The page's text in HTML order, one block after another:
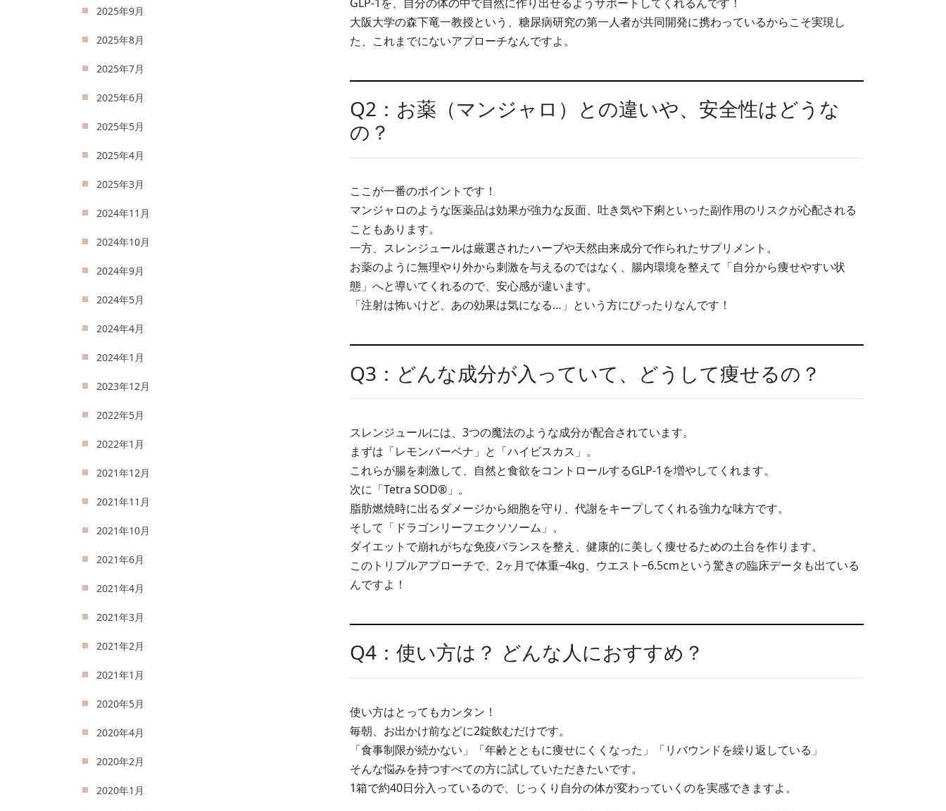
大阪大学の森下竜一教授という、糖尿病研究の第一人者が共同開発に携わっているからこそ実現し
た、これまでにないアプローチなんですよ。
Q2：お薬（マンジャロ）との違いや、安全性はどうな
の？
ここが一番のポイントです！
マンジャロのような医薬品は効果が強力な反面、吐き気や下痢といった副作用のリスクが心配される
こともあります。
一方、スレンジュールは厳選されたハーブや天然由来成分で作られたサプリメント。
お薬のように無理やり外から刺激を与えるのではなく、腸内環境を整えて「自分から痩せやすい状
態」へと導いてくれるので、安心感が違います。
「注射は怖いけど、あの効果は気になる…」という方にぴったりなんです！
Q3：どんな成分が入っていて、どうして痩せるの？
スレンジュールには、3つの魔法のような成分が配合されています。
まずは「レモンバーベナ」と「ハイビスカス」。
これらが腸を刺激して、自然と食欲をコントロールするGLP-1を増やしてくれます。
次に「Tetra SOD®」。
脂肪燃焼時に出るダメージから細胞を守り、代謝をキープしてくれる強力な味方です。
そして「ドラゴンリーフエクソソーム」。
ダイエットで崩れがちな免疫バランスを整え、健康的に美しく痩せるための土台を作ります。
このトリプルアプローチで、2ヶ月で体重−4kg、ウエスト−6.5cmという驚きの臨床データも出ている
んですよ！
Q4：使い方は？ どんな人におすすめ？
使い方はとってもカンタン！
毎朝、お出かけ前などに2錠飲むだけです。
「食事制限が続かない」「年齢とともに痩せにくくなった」「リバウンドを繰り返している」
そんな悩みを持つすべての方に試していただきたいです。
1箱で約40日分入っているので、じっくり自分の体が変わっていくのを実感できますよ。
2025年9月
2025年8月
2025年7月
2025年6月
2025年5月
2025年4月
2025年3月
2024年11月
2024年10月
2024年9月
2024年5月
2024年4月
2024年1月
2023年12月
2022年5月
2022年1月
2021年12月
2021年11月
2021年10月
2021年6月
2021年4月
2021年3月
2021年2月
2021年1月
2020年5月
2020年4月
2020年2月
2020年1月